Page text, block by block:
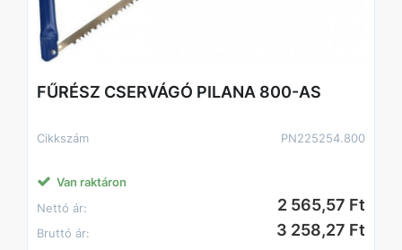
FŰRÉSZ CSERVÁGÓ PILANA 800-AS
Cikkszám PN225254.800
Van raktáron
Nettó ár:
2 565,57 Ft
Bruttó ár: 3 258,27 Ft